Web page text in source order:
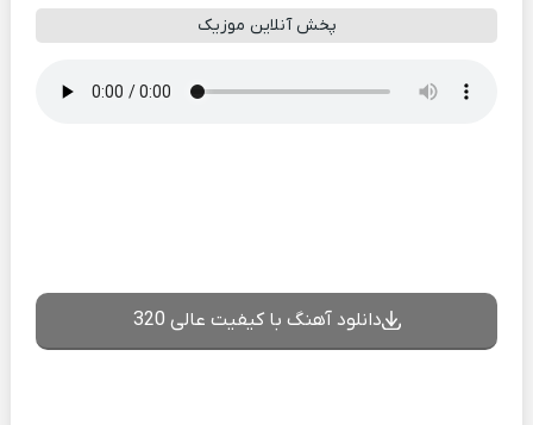
پخش آنلاین موزیک
دانلود آهنگ با کیفیت عالی 320